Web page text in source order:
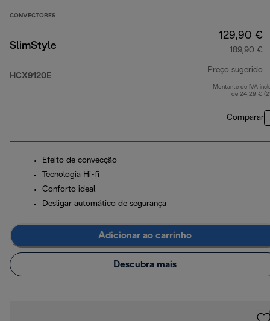
CONVECTORES
SlimStyle
HCX9120E
129,90 €
189,90 €
Preço sugerido
Montante de IVA
de 24,29 €
Comparar
Efeito de convecção
Tecnologia Hi-fi
Conforto ideal
Desligar automático de segurança
Adicionar ao carrinho
Descubra mais